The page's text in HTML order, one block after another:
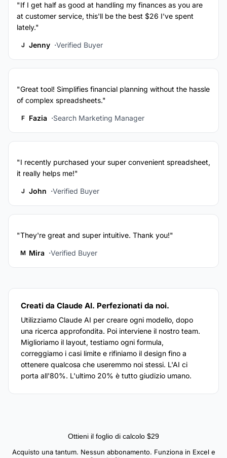
"If I get half as good at handling my finances as you are
at customer service, this'll be the best $26 I've spent
lately."
J Jenny Verified Buyer
"Great tool! Simplifies financial planning without the hassle
of complex spreadsheets."
F Fazia Search Marketing Manager
"I recently purchased your super convenient spreadsheet,
it really helps me!"
J John Verified Buyer
"They're great and super intuitive. Thank you!"
M Mira Verified Buyer
Creati da Claude AI. Perfezionati da noi.
Utilizziamo Claude AI per creare ogni modello, dopo
una ricerca approfondita. Poi interviene il nostro team.
Miglioriamo il layout, testiamo ogni formula,
correggiamo i casi limite e rifiniamo il design fino a
ottenere qualcosa che useremmo noi stessi. L'AI ci
porta all'80%. L'ultimo 20% è tutto giudizio umano.
Ottieni il foglio di calcolo $29
Acquisto una tantum. Nessun abbonamento. Funziona in Excel e